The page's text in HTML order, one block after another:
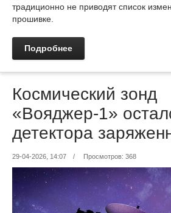
традиционно не приводят список
прошивке.
Подробнее
Космический зонд
«Вояджер-1»
детектора
29-04-2026, 14:07 / Просмотров: 368